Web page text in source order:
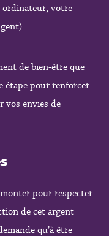
ordinateur, votre
de bien-être que
étape pour renforcer
vos envies de
pour respecter
de cet argent
qu’à être